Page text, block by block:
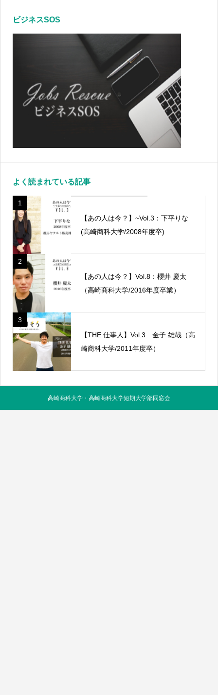
ビジネスSOS
よく読まれている記事
1
【あの人は今？】~Vol.3：下平りな
(高崎商科大学/2008年度卒)
2
【あの人は今？】Vol.8：櫻井 慶太
（高崎商科大学/2016年度卒業）
3
【THE 仕事人】Vol.3 金子 雄哉（高
崎商科大学/2011年度卒）
高崎商科大学・高崎商科大学短期大学部同窓会